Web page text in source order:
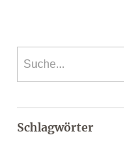
Schlagwörter